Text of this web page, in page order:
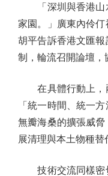
「深圳與香港山
家園。」廣東內伶
胡平告訴香港文匯
制，輪流召開論壇，
在具體行動上，
「統一時間、統一
無瓣海桑的擴張威
展清理與本土物種替
技術交流同樣密